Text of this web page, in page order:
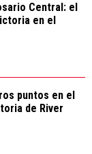
Central: el
en el
puntos en el
de River